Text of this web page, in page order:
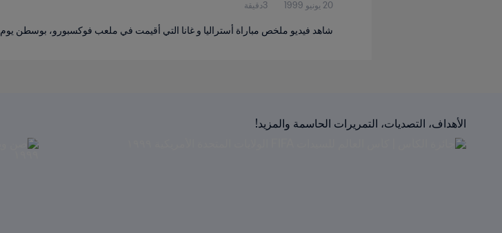
20 يونيو 1999 3دقيقة
شاهد فيديو ملخص مباراة أستراليا و غانا التي أقيمت في ملعب فوكسبورو، بوسطن يوم ٢٠ يونيو ١٩٩٩ الساعة ١٩:٣٠.
الأهداف، التصديات، التمريرات الحاسمة والمزيد!